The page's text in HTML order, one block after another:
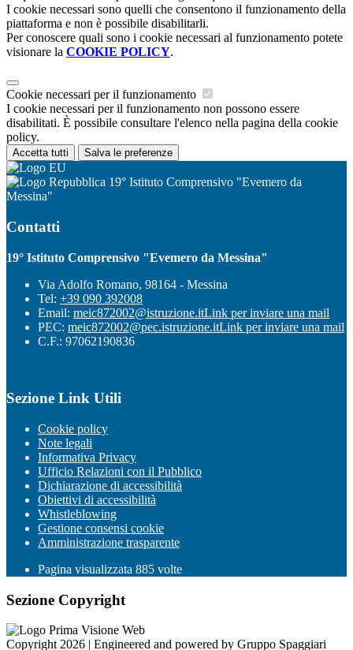
I cookie necessari sono quelli che consentono il funzionamento della
piattaforma e non è possibile disabilitarli.
Per conoscere quali sono i cookie necessari al funzionamento potete
visionare la COOKIE POLICY.
Cookie necessari per il funzionamento
I cookie necessari per il funzionamento non possono essere
disabilitati. È possibile consultare l'elenco nella pagina della cookie
policy.
Accetta tutti Salva le preferenze
19° Istituto Comprensivo "Evemero da
Messina"
Contatti
19° Istituto Comprensivo "Evemero da Messina"
Via Adolfo Romano, 98164 - Messina
Tel: +39 090 392008
Email: meic872002@istruzione.itLink per inviare una mail
PEC: meic872002@pec.istruzione.itLink per inviare una mail
C.F.: 97062190836
Sezione Link Utili
Cookie policy
Note legali
Informativa Privacy
Ufficio Relazioni con il Pubblico
Dichiarazione di accessibilità
Obiettivi di accessibilità
Whistleblowing
Gestione consensi cookie
Amministrazione trasparente
Pagina visualizzata 885 volte
Sezione Copyright
Copyright 2026 | Engineered and powered by Gruppo Spaggiari